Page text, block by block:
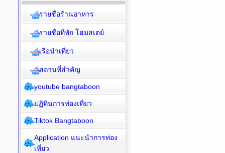
รายชื่อร้านอาหาร
รายชื่อที่พัก โฮมสเตย์
เรือนำเที่ยว
สถานที่สำคัญ
youtube bangtaboon
ปฏิทินการท่องเที่ยว
Tiktok Bangtaboon
Application แนะนำการท่อง
เที่ยว